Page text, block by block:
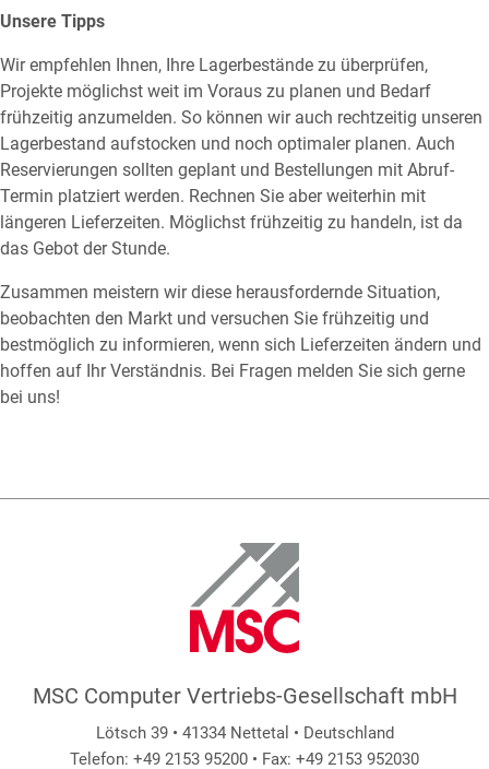
Unsere Tipps
Wir empfehlen Ihnen, Ihre Lagerbestände zu überprüfen,
Projekte möglichst weit im Voraus zu planen und Bedarf
frühzeitig anzumelden. So können wir auch rechtzeitig unseren
Lagerbestand aufstocken und noch optimaler planen. Auch
Reservierungen sollten geplant und Bestellungen mit Abruf-
Termin platziert werden. Rechnen Sie aber weiterhin mit
längeren Lieferzeiten. Möglichst frühzeitig zu handeln, ist da
das Gebot der Stunde.
Zusammen meistern wir diese herausfordernde Situation,
beobachten den Markt und versuchen Sie frühzeitig und
bestmöglich zu informieren, wenn sich Lieferzeiten ändern und
hoffen auf Ihr Verständnis. Bei Fragen melden Sie sich gerne
bei uns!
MSC Computer Vertriebs-Gesellschaft mbH
Lötsch 39 • 41334 Nettetal • Deutschland
Telefon: +49 2153 95200 • Fax: +49 2153 952030